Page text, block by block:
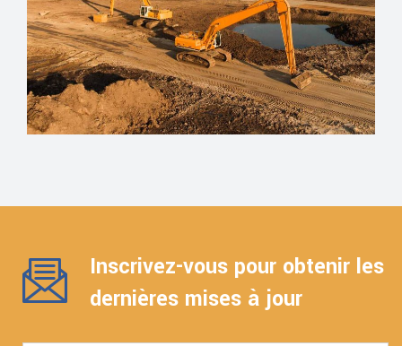
Inscrivez-vous pour obtenir les
dernières mises à jour